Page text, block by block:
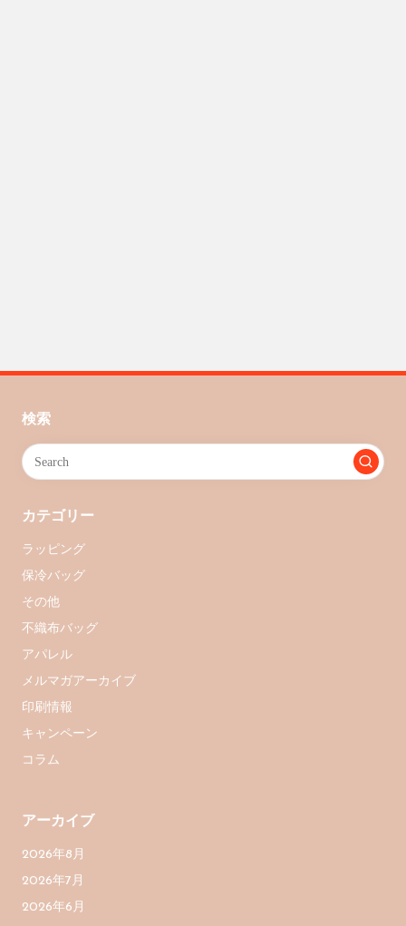
検索
カテゴリー
ラッピング
保冷バッグ
その他
不織布バッグ
アパレル
メルマガアーカイブ
印刷情報
キャンペーン
コラム
アーカイブ
2026年8月
2026年7月
2026年6月